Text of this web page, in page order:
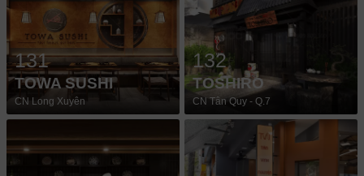
131
TOWA SUSHI
CN Long Xuyên
132
TOSHIRO
CN Tân Quy - Q.7